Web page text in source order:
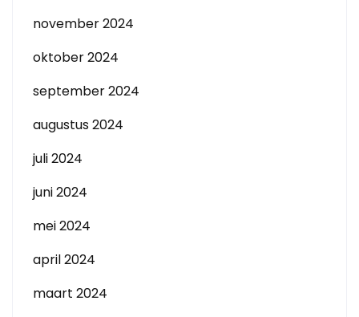
november 2024
oktober 2024
september 2024
augustus 2024
juli 2024
juni 2024
mei 2024
april 2024
maart 2024